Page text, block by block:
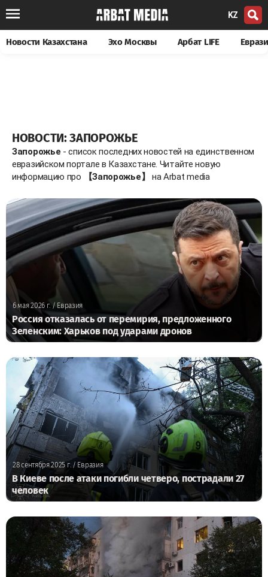
KZ
Новости Казахстана Эхо Москвы Арбат LIFE
НОВОСТИ: ЗАПОРОЖЬЕ
Запорожье - список последних новостей на единственном
евразийском портале в Казахстане. Читайте новую
информацию про
【Запорожье】 на Arbat media
6 мая 2026 г./ Евразия
Россия отказалась от перемирия, предложенного
Зеленским: Харьков под ударами дронов
28 сентября 2025 г./ Евразия
В Киеве после атаки погибли четверо, пострадали 27
человек